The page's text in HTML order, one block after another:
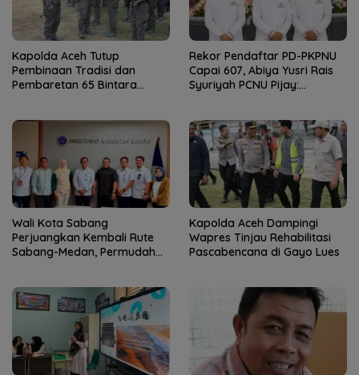
Kapolda Aceh Tutup
Pembinaan Tradisi dan
Pembaretan 65 Bintara
Rekor Pendaftar PD-PKPNU
Capai 607, Abiya Yusri Rais
Syuriyah PCNU Pijay:
Wali Kota Sabang
Perjuangkan Kembali Rute
Sabang-Medan, Permudah
Kapolda Aceh Dampingi
Wapres Tinjau Rehabilitasi
Pascabencana di Gayo Lues